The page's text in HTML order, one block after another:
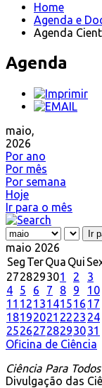
Home
Agenda e
Agenda
Agenda
maio,
2026
Por ano
Por mês
Por semana
Hoje
Ir para o mês
Ir
maio 2026
Seg TerQua Qui
272829301 2
3
4
5 6 7 8 9
10
11 1213141516 17
18192021 2223 24
25262728293031
Oficina de Ciência
Ciência Para Todos
Divulgação das